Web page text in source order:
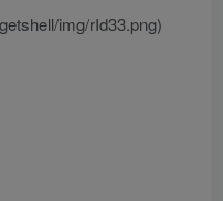
img/rId33.png)